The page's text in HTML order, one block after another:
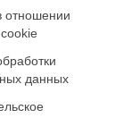
отношении
данных